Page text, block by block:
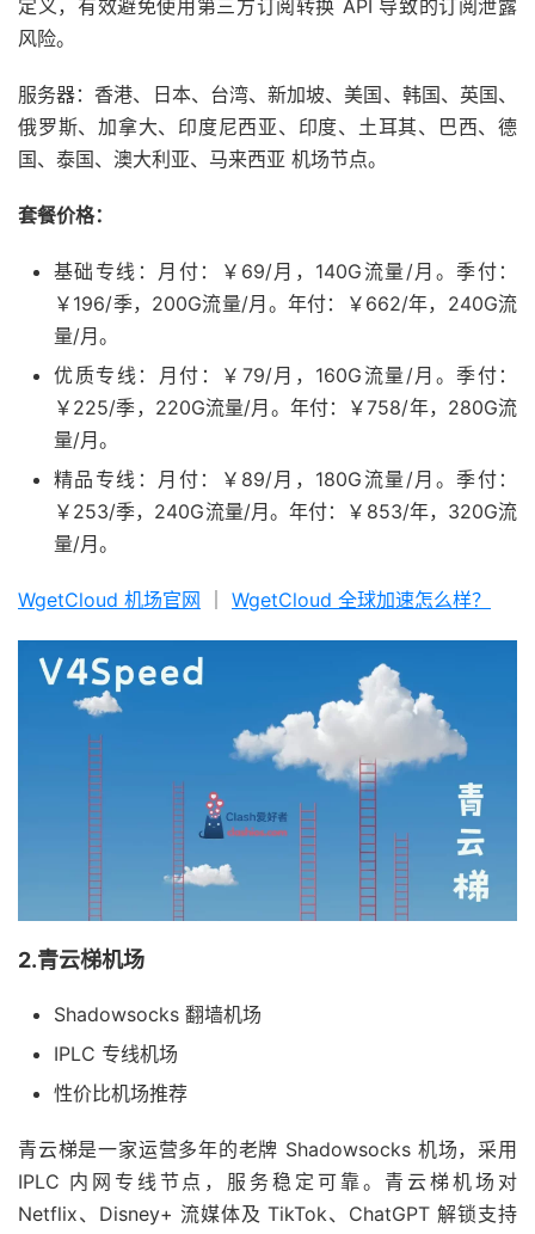
定义，有效避免使用第三方订阅转换 API 导致的订阅泄露
风险。
服务器：香港、日本、台湾、新加坡、美国、韩国、英国、
俄罗斯、加拿大、印度尼西亚、印度、土耳其、巴西、德
国、泰国、澳大利亚、马来西亚 机场节点。
套餐价格：
基础专线：月付：￥69/月，140G流量/月。季付：
￥196/季，200G流量/月。年付：￥662/年，240G流
量/月。
优质专线：月付：￥79/月，160G流量/月。季付：
￥225/季，220G流量/月。年付：￥758/年，280G流
量/月。
精品专线：月付：￥89/月，180G流量/月。季付：
￥253/季，240G流量/月。年付：￥853/年，320G流
量/月。
WgetCloud 机场官网 WgetCloud 全球加速怎么样？
2.青云梯机场
Shadowsocks 翻墙机场
IPLC 专线机场
性价比机场推荐
青云梯是一家运营多年的老牌 Shadowsocks 机场，采用
IPLC 内网专线节点，服务稳定可靠。青云梯机场对
Netflix、Disney+ 流媒体及 TikTok、ChatGPT 解锁支持